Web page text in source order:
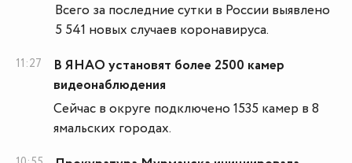
Всего за последние сутки в России выявлено
5 541 новых случаев коронавируса.
11:27
В ЯНАО установят более 2500 камер
видеонаблюдения
Сейчас в округе подключено 1535 камер в 8
ямальских городах.